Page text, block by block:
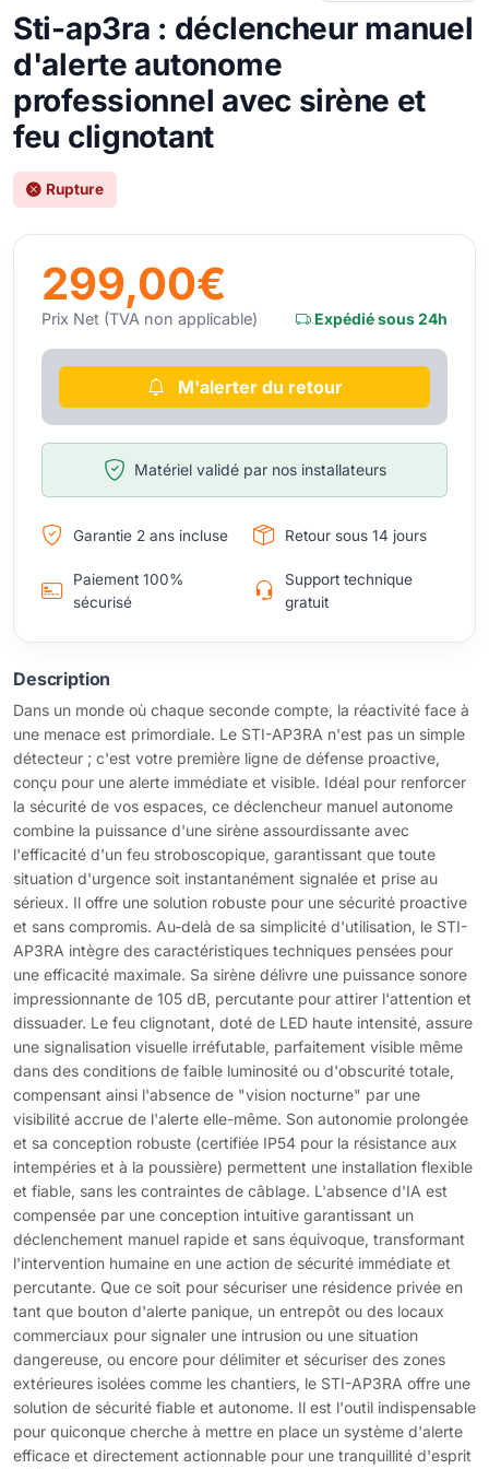
Sti-ap3ra : déclencheur manuel
d'alerte autonome
professionnel avec sirène et
feu clignotant
Rupture
299,00€
Prix Net (TVA non applicable) Expédié sous 24h
M'alerter du retour
Matériel validé par nos installateurs
Garantie 2 ans incluse Retour sous 14 jours
Paiement 100%
sécurisé
Support technique
gratuit
Description
Dans un monde où chaque seconde compte, la réactivité face à
une menace est primordiale. Le STI-AP3RA n'est pas un simple
détecteur ; c'est votre première ligne de défense proactive,
conçu pour une alerte immédiate et visible. Idéal pour renforcer
la sécurité de vos espaces, ce déclencheur manuel autonome
combine la puissance d'une sirène assourdissante avec
l'efficacité d'un feu stroboscopique, garantissant que toute
situation d'urgence soit instantanément signalée et prise au
sérieux. Il offre une solution robuste pour une sécurité proactive
et sans compromis. Au-delà de sa simplicité d'utilisation, le STI-
AP3RA intègre des caractéristiques techniques pensées pour
une efficacité maximale. Sa sirène délivre une puissance sonore
impressionnante de 105 dB, percutante pour attirer l'attention et
dissuader. Le feu clignotant, doté de LED haute intensité, assure
une signalisation visuelle irréfutable, parfaitement visible même
dans des conditions de faible luminosité ou d'obscurité totale,
compensant ainsi l'absence de "vision nocturne" par une
visibilité accrue de l'alerte elle-même. Son autonomie prolongée
et sa conception robuste (certifiée IP54 pour la résistance aux
intempéries et à la poussière) permettent une installation flexible
et fiable, sans les contraintes de câblage. L'absence d'IA est
compensée par une conception intuitive garantissant un
déclenchement manuel rapide et sans équivoque, transformant
l'intervention humaine en une action de sécurité immédiate et
percutante. Que ce soit pour sécuriser une résidence privée en
tant que bouton d'alerte panique, un entrepôt ou des locaux
commerciaux pour signaler une intrusion ou une situation
dangereuse, ou encore pour délimiter et sécuriser des zones
extérieures isolées comme les chantiers, le STI-AP3RA offre une
solution de sécurité fiable et autonome. Il est l'outil indispensable
pour quiconque cherche à mettre en place un système d'alerte
efficace et directement actionnable pour une tranquillité d'esprit